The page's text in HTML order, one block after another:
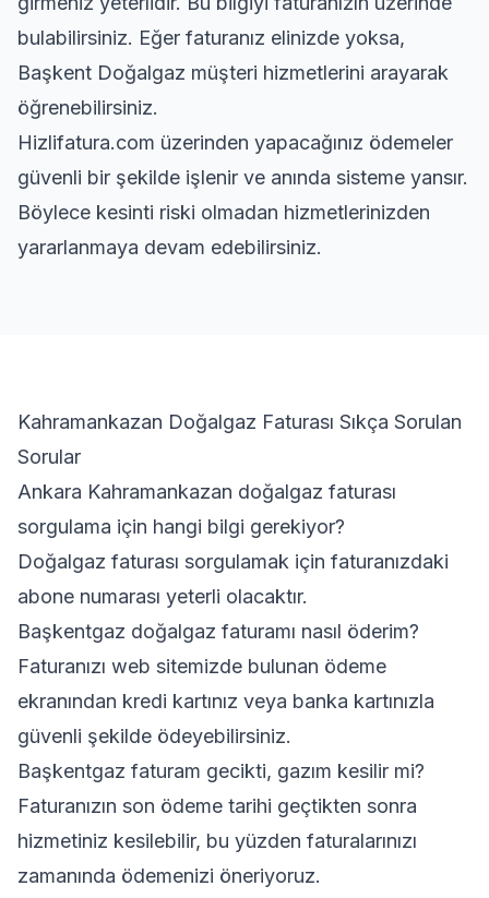
bulabilirsiniz. Eğer faturanız elinizde yoksa,
Başkent Doğalgaz müşteri hizmetlerini arayarak
öğrenebilirsiniz.
Hizlifatura.com üzerinden yapacağınız ödemeler
güvenli bir şekilde işlenir ve anında sisteme yansır.
Böylece kesinti riski olmadan hizmetlerinizden
yararlanmaya devam edebilirsiniz.
Kahramankazan Doğalgaz Faturası Sıkça Sorulan
Sorular
Ankara Kahramankazan doğalgaz faturası
sorgulama için hangi bilgi gerekiyor?
Doğalgaz faturası sorgulamak için faturanızdaki
abone numarası yeterli olacaktır.
Başkentgaz doğalgaz faturamı nasıl öderim?
Faturanızı web sitemizde bulunan ödeme
ekranından kredi kartınız veya banka kartınızla
güvenli şekilde ödeyebilirsiniz.
Başkentgaz faturam gecikti, gazım kesilir mi?
Faturanızın son ödeme tarihi geçtikten sonra
hizmetiniz kesilebilir, bu yüzden faturalarınızı
zamanında ödemenizi öneriyoruz.